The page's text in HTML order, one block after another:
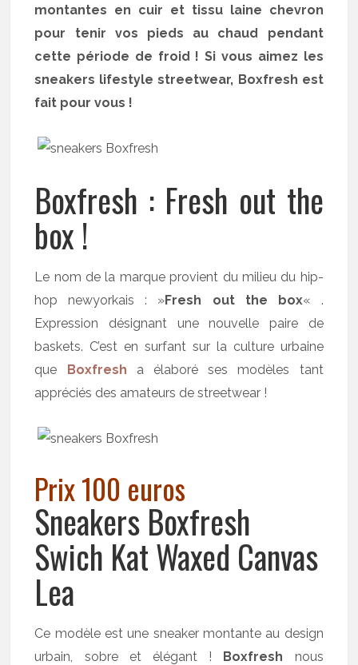
montantes en cuir et tissu laine chevron
pour tenir vos pieds au chaud pendant
cette période de froid ! Si vous aimez les
sneakers lifestyle streetwear, Boxfresh est
fait pour vous !
Boxfresh : Fresh out the
box !
Le nom de la marque provient du milieu du hip-
hop newyorkais : »Fresh out the box« .
Expression désignant une nouvelle paire de
baskets. C’est en surfant sur la culture urbaine
que Boxfresh
a élaboré ses modèles tant
appréciés des amateurs de streetwear !
Prix 100 euros
Sneakers Boxfresh
Swich Kat Waxed Canvas
Lea
Ce modèle est une sneaker montante au design
urbain, sobre et élégant ! Boxfresh nous